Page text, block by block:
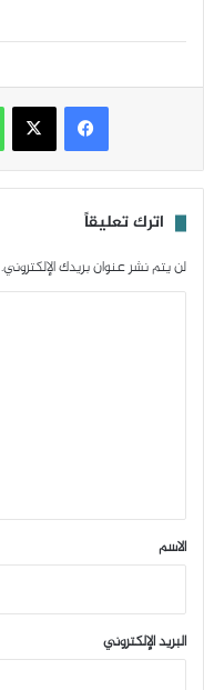
اترك تعليقاً
لن يتم نشر عنوان بريدك الإلكتروني.
*
الاسم
البريد الإلكتروني